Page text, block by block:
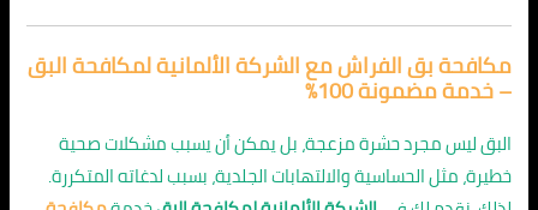
مكافحة بق الفراش مع الشركة الألمانية لمكافحة البق
– خدمة مضمونة 100٪
البق ليس مجرد حشرة مزعجة، بل يمكن أن يسبب مشكلات صحية
خطيرة، مثل الحساسية والالتهابات الجلدية، بسبب لدغاته المتكررة.